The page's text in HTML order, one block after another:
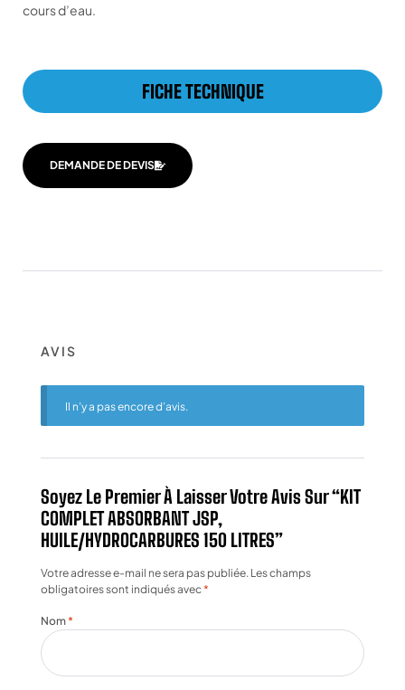
cours d’eau.
FICHE TECHNIQUE
DEMANDE DE DEVIS
AVIS
Il n’y a pas encore d’avis.
Soyez Le Premier À Laisser Votre Avis Sur “KIT
COMPLET ABSORBANT JSP,
HUILE/HYDROCARBURES 150 LITRES”
Votre adresse e-mail ne sera pas publiée. Les champs
obligatoires sont indiqués avec*
Nom *